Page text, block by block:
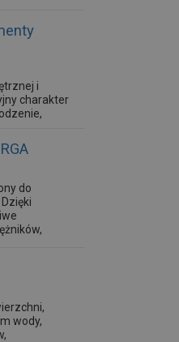
i
charakter
do
wody,